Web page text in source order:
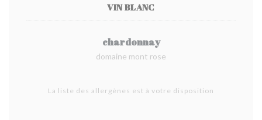
VIN BLANC
chardonnay
domaine mont rose
La liste des allergènes est à votre disposition